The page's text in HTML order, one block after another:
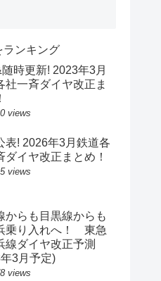
ランキング
時更新! 2023年3月
社一斉ダイヤ改正ま
views
表! 2026年3月鉄道各
ダイヤ改正まとめ！
views
からも目黒線からも
乗り入れへ！ 東急
線ダイヤ改正予測
3月予定)
views